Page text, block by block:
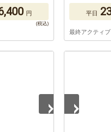
円 平日
最終アクティ